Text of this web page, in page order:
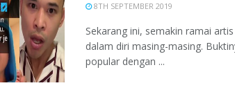
8TH SEPTEMBER 2019
Sekarang ini, semakin ramai
dalam diri masing-masing.
popular dengan ...